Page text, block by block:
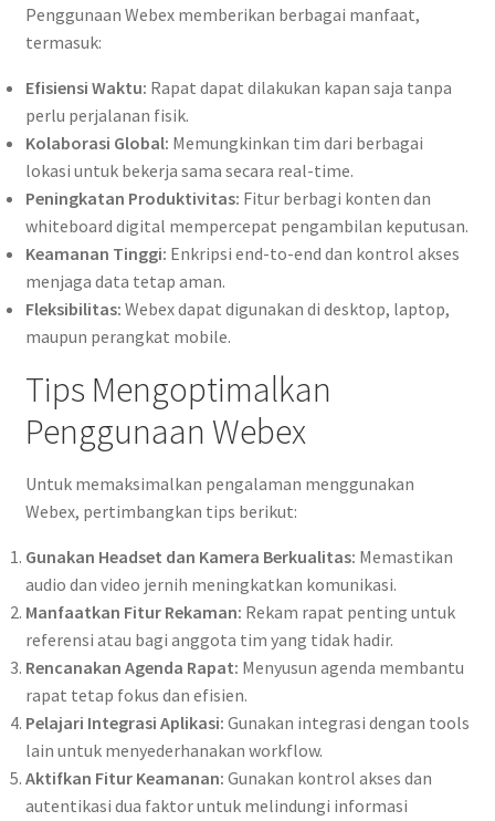
Penggunaan Webex memberikan berbagai manfaat,
termasuk:
Efisiensi Waktu: Rapat dapat dilakukan kapan saja tanpa
perlu perjalanan fisik.
Kolaborasi Global: Memungkinkan tim dari berbagai
lokasi untuk bekerja sama secara real-time.
Peningkatan Produktivitas: Fitur berbagi konten dan
whiteboard digital mempercepat pengambilan keputusan.
Keamanan Tinggi: Enkripsi end-to-end dan kontrol akses
menjaga data tetap aman.
Fleksibilitas: Webex dapat digunakan di desktop, laptop,
maupun perangkat mobile.
Tips Mengoptimalkan
Penggunaan Webex
Untuk memaksimalkan pengalaman menggunakan
Webex, pertimbangkan tips berikut:
Gunakan Headset dan Kamera Berkualitas: Memastikan
audio dan video jernih meningkatkan komunikasi.
Manfaatkan Fitur Rekaman: Rekam rapat penting untuk
referensi atau bagi anggota tim yang tidak hadir.
Rencanakan Agenda Rapat: Menyusun agenda membantu
rapat tetap fokus dan efisien.
Pelajari Integrasi Aplikasi: Gunakan integrasi dengan tools
lain untuk menyederhanakan workflow.
Aktifkan Fitur Keamanan: Gunakan kontrol akses dan
autentikasi dua faktor untuk melindungi informasi